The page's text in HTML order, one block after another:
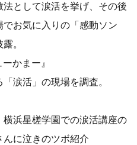
として涙活を挙げ、その後
お気に入りの「感動ソン
。
かまー』
涙活」の現場を調査。
横浜星槎学園での涙活講座の
に泣きのツボ紹介